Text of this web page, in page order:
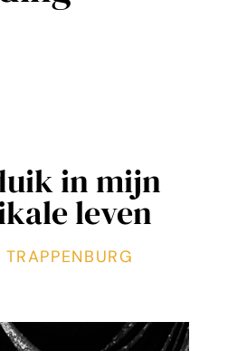
in mijn
leven
TRAPPENBURG